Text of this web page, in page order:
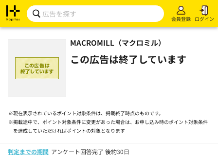
会員登録 ログイン
MACROMILL（マクロミル）
この広告は終了しています
※現在表示されているポイント対象条件は、掲載終了時点のものです。
※掲載途中で、ポイント対象条件に変更があった場合は、お申し込み時のポイント対象条件
を達成していただければポイントの対象となります
判定までの期間 アンケート回答完了 後約30日